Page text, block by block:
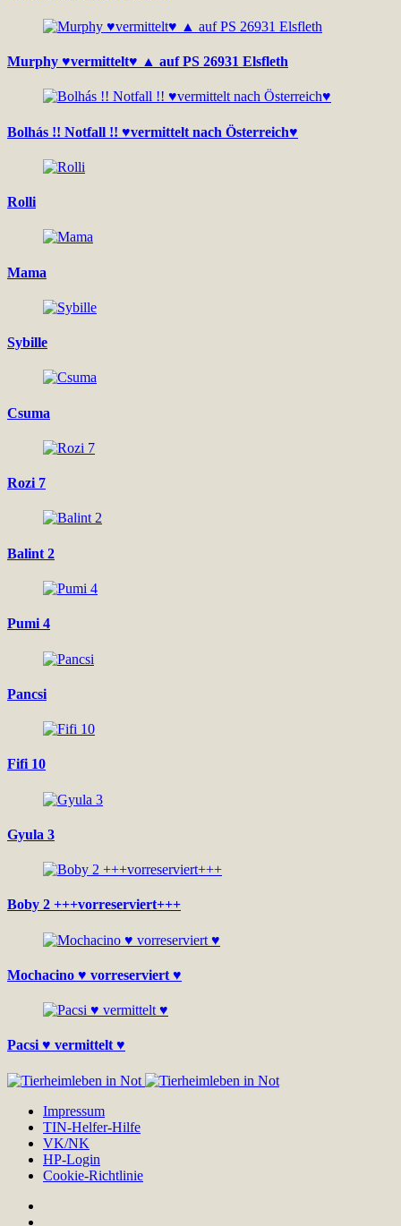
Murphy ♥vermittelt♥ ▲ auf PS 26931 Elsfleth
Bolhás !! Notfall !! ♥vermittelt nach Österreich♥
Rolli
Mama
Sybille
Csuma
Rozi 7
Balint 2
Pumi 4
Pancsi
Fifi 10
Gyula 3
Boby 2 +++vorreserviert+++
Mochacino ♥ vorreserviert ♥
Pacsi ♥ vermittelt ♥
Impressum
TIN-Helfer-Hilfe
VK/NK
HP-Login
Cookie-Richtlinie